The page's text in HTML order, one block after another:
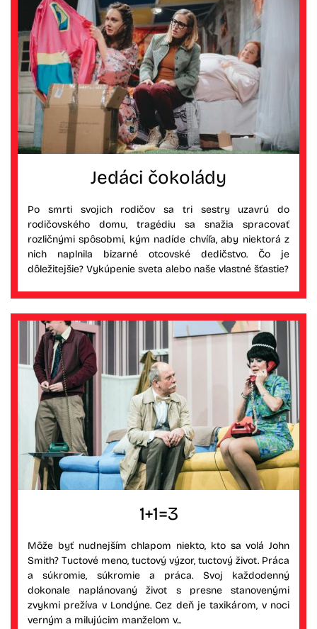
Jedáci čokolády
Po smrti svojich rodičov sa tri sestry uzavrú do
rodičovského domu, tragédiu sa snažia spracovať
rozličnými spôsobmi, kým nadíde chvíľa, aby niektorá z
nich naplnila bizarné otcovské dedičstvo. Čo je
dôležitejšie? Vykúpenie sveta alebo naše vlastné šťastie?
1+1=3
Môže byť nudnejším chlapom niekto, kto sa volá John
Smith? Tuctové meno, tuctový výzor, tuctový život. Práca
a súkromie, súkromie a práca. Svoj každodenný
dokonale naplánovaný život s presne stanovenými
zvykmi prežíva v Londýne. Cez deň je taxikárom, v noci
verným a milujúcim manželom v...